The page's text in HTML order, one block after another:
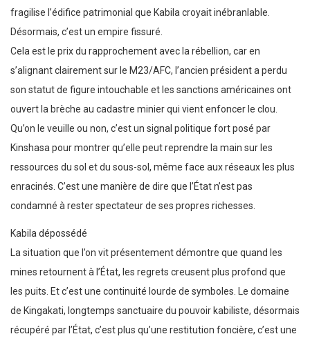
fragilise l’édifice patrimonial que Kabila croyait inébranlable.
Désormais, c’est un empire fissuré.
Cela est le prix du rapprochement avec la rébellion, car en
s’alignant clairement sur le M23/AFC, l’ancien président a perdu
son statut de figure intouchable et les sanctions américaines ont
ouvert la brèche au cadastre minier qui vient enfoncer le clou.
Qu’on le veuille ou non, c’est un signal politique fort posé par
Kinshasa pour montrer qu’elle peut reprendre la main sur les
ressources du sol et du sous-sol, même face aux réseaux les plus
enracinés. C’est une manière de dire que l’État n’est pas
condamné à rester spectateur de ses propres richesses.
Kabila dépossédé
La situation que l’on vit présentement démontre que quand les
mines retournent à l’État, les regrets creusent plus profond que
les puits. Et c’est une continuité lourde de symboles. Le domaine
de Kingakati, longtemps sanctuaire du pouvoir kabiliste, désormais
récupéré par l’État, c’est plus qu’une restitution foncière, c’est une